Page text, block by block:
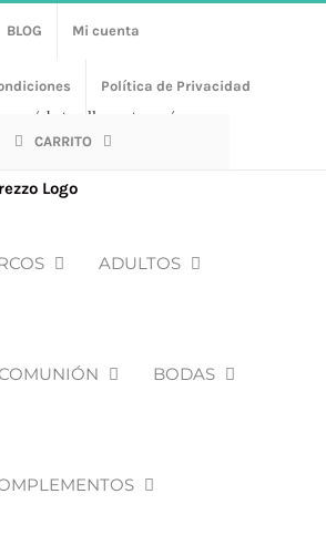
photocalls_y_atrezzo/
BLOG Mi cuenta
Política de Privacidad
CARRITO
ADULTOS
BODAS